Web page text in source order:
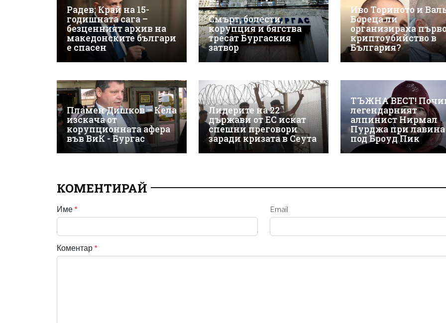
Радев: Край на 15-
годишната сага –
безценният архив на
македонските българи
е спасен
Смърт, болести,
корупция и бягства
тресат Бургаския
затвор
Иво Ториното и
Бореца ли
организираха
криптоубийство в
България?
Пламен Дишков – Кела
изскача от
корупционната афера
във ВиК - Бургас
Лидерите на 22
държави от ЕС искат
спешни преговори
заради кризата в Сеута
ТЪЖНА ВЕСТ!
легендарният
алпинист Нирмал
Пурджа при лавина
под Броуд Пик
КОМЕНТИРАЙ
Име * Email
Коментар *